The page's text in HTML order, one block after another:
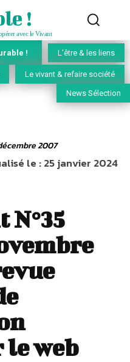
!
avec le Vivant
! L'être & les liens
Le vivant & refaire société
News Sélection
2007
le :25 janvier 2024
N°35
web